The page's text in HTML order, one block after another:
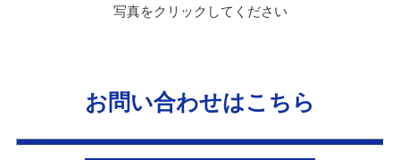
写真をクリックしてください
お問い合わせはこちら